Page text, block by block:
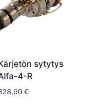
sytytys
4-R
€